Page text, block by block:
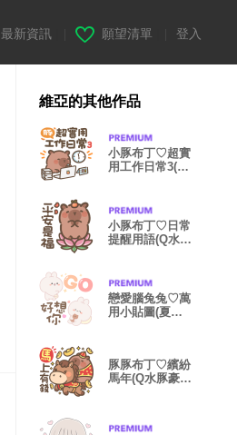
最新資訊 願望清單 登入
維亞的其他作品
小豚布丁♡超實
用工作日常3(Q
小豚布丁♡日常
提醒用語(Q水豚
戀愛腦兔兔♡萬
用小貼圖(夏秋
豚豚布丁♡繽紛
馬年(Q水豚豪華